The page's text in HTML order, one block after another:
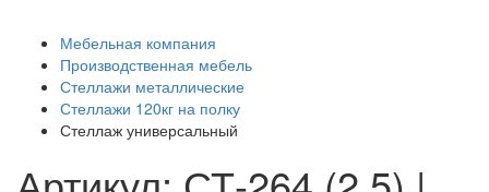
Мебельная компания
Производственная мебель
Стеллажи металлические
Стеллажи 120кг на полку
Стеллаж универсальный